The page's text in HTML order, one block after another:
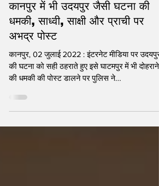
Jul 2, 2022
1 min read
कानपुर में भी उदयपुर जैसी घटना की
धमकी, साध्वी, साक्षी और प्राची पर
अभद्र पोस्ट
कानपुर, 02 जुलाई 2022 : इंटरनेट मीडिया पर उदयपुर
की घटना को सही ठहराते हुए इसे घाटमपुर में भी दोहराने
की धमकी की पोस्ट डालने पर पुलिस ने...